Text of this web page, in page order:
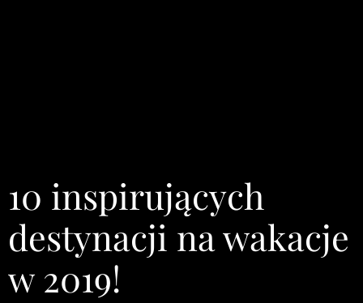
10 inspirujących
destynacji na wakacje
w 2019!